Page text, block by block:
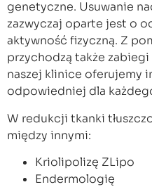
genetyczne. Usuwanie
zazwyczaj oparte jest o
aktywność fizyczną. Z
przychodzą także
naszej klinice oferujemy
odpowiedniej dla
W redukcji tkanki
między innymi:
Kriolipolizę ZLipo
Endermologię